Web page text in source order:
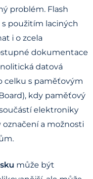
problém. Flash
použitím laciných
i o zcela
dokumentace
datová
celku s paměťovým
kdy paměťový
elektroniky
a možnosti
může být